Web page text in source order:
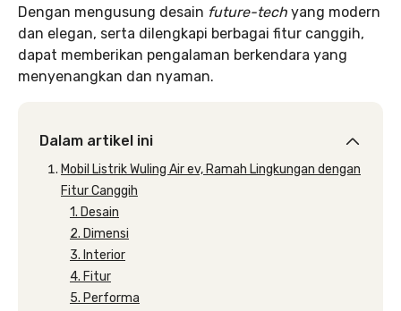
Dengan mengusung desain future-tech yang modern
dan elegan, serta dilengkapi berbagai fitur canggih,
dapat memberikan pengalaman berkendara yang
menyenangkan dan nyaman.
Dalam artikel ini
Mobil Listrik Wuling Air ev, Ramah Lingkungan dengan
Fitur Canggih
1. Desain
2. Dimensi
3. Interior
4. Fitur
5. Performa